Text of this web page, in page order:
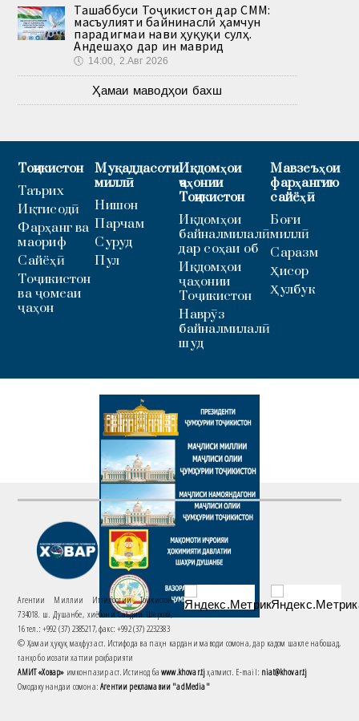
Ташаббуси Тоҷикистон дар СММ:
масъулияти байнинаслӣ ҳамчун
парадигмаи нави ҳуқуқи сулҳ.
Андешаҳо дар ин маврид
🕔 14:00, 2.Авг 2026
Ҳамаи маводҳои бахш
Тоҷикистон
Таърих
Иқтисодӣ
Фарҳанг ва
маориф
Сайёҳӣ
Тоҷикистон
ва ҷомеаи
ҷаҳон
Муқаддасоти
миллӣ
Нишон
Парчам
Суруд
Пул
Иқдомҳои
ҷаҳонии
Тоҷикистон
Иқдомҳои
байналмилалӣ
дар соҳаи об
Иқдомҳои
ҷаҳонии
Тоҷикистон
Наврӯз
байналмилалӣ
шуд
Мавзеъҳои
фарҳангию
сайёҳӣ
Боғи
миллӣ
Саразм
Ҳисор
Ҳулбук
Агентии Миллии Иттилоотии Тоҷикистон
734018. ш. Душанбе, хиёбони Саъдии Шерозӣ,
16 тел.: +992 (37) 2385217, факс: +992 (37) 2232383
© Ҳамаи ҳуқуқ маҳфуз аст. Истифода ва паҳн кардани маводи сомона, дар кадом шакле набошад,
танҳо бо иҷозати хаттии роҳбарияти
АМИТ «Ховар» имконпазир аст. Истинод баwww.khovar.tjҳатмист. E-mail: niat@khovar.tj
Омодакунандаи сомона:Агентии рекламавии "adMedia"